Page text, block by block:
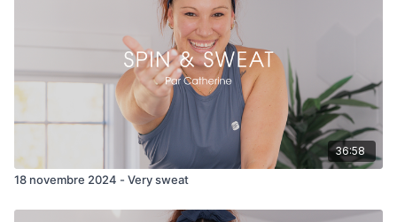
Matériel : Vélo/ Serviette/ Bouteille d'eau
36:58
18 novembre 2024 - Very sweat